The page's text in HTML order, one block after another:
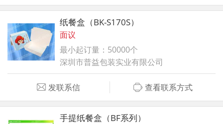
纸餐盒（BK-S170S）
面议
最小起订量：50000个
深圳市普益包装实业有限公司
发联系信 查看联系方式
手提纸餐盒（BF系列）